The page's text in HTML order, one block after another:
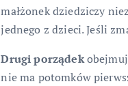
małżonek dziedziczy
jednego z dzieci. Jeśli
Drugi porządek
nie ma potomków